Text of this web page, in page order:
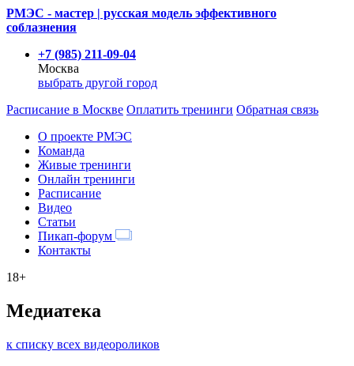
РМЭС - мастер | русская модель эффективного
соблазнения
+7 (985) 211-09-04
Москва
выбрать другой город
Расписание в Москве Оплатить тренинги Обратная связь
О проекте РМЭС
Команда
Живые тренинги
Онлайн тренинги
Расписание
Видео
Статьи
Пикап-форум
Контакты
18+
Медиатека
к списку всех видеороликов